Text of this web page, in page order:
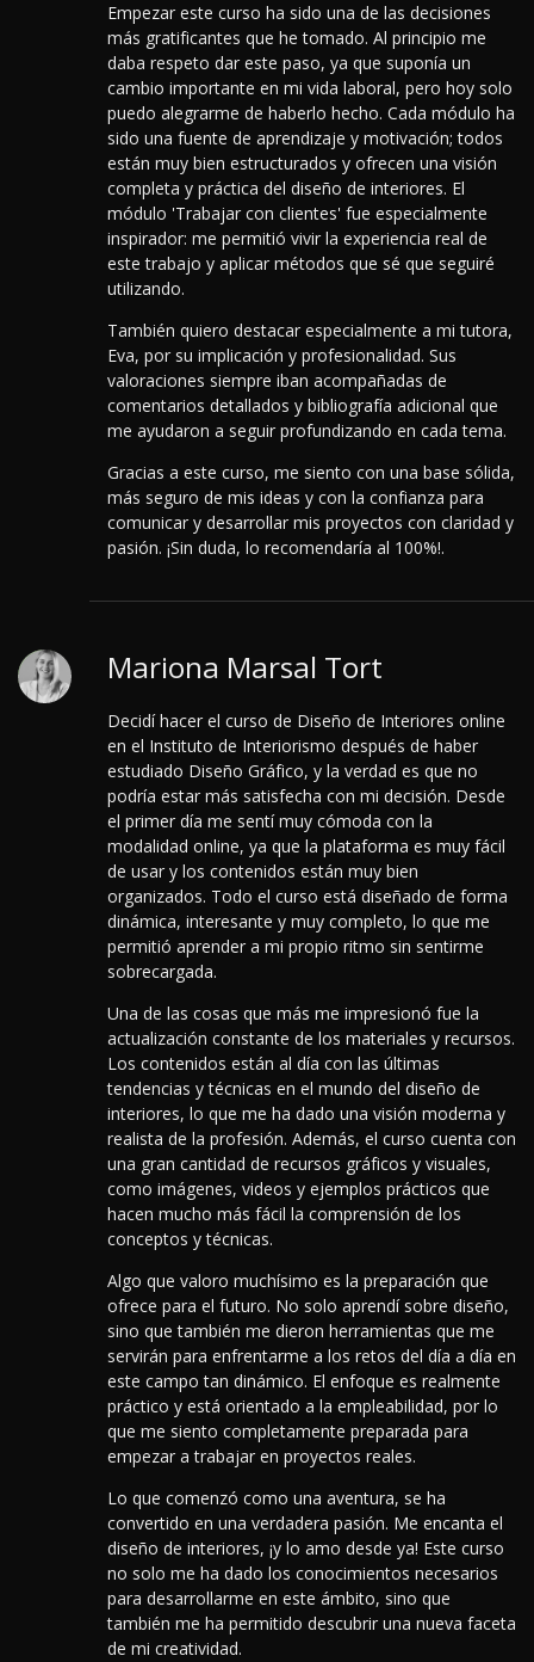
Empezar este curso ha sido una de las decisiones
más gratificantes que he tomado. Al principio me
daba respeto dar este paso, ya que suponía un
cambio importante en mi vida laboral, pero hoy solo
puedo alegrarme de haberlo hecho. Cada módulo ha
sido una fuente de aprendizaje y motivación; todos
están muy bien estructurados y ofrecen una visión
completa y práctica del diseño de interiores. El
módulo 'Trabajar con clientes' fue especialmente
inspirador: me permitió vivir la experiencia real de
este trabajo y aplicar métodos que sé que seguiré
utilizando.
También quiero destacar especialmente a mi tutora,
Eva, por su implicación y profesionalidad. Sus
valoraciones siempre iban acompañadas de
comentarios detallados y bibliografía adicional que
me ayudaron a seguir profundizando en cada tema.
Gracias a este curso, me siento con una base sólida,
más seguro de mis ideas y con la confianza para
comunicar y desarrollar mis proyectos con claridad y
pasión. ¡Sin duda, lo recomendaría al 100%!.
Mariona Marsal Tort
Decidí hacer el curso de Diseño de Interiores online
en el Instituto de Interiorismo después de haber
estudiado Diseño Gráfico, y la verdad es que no
podría estar más satisfecha con mi decisión. Desde
el primer día me sentí muy cómoda con la
modalidad online, ya que la plataforma es muy fácil
de usar y los contenidos están muy bien
organizados. Todo el curso está diseñado de forma
dinámica, interesante y muy completo, lo que me
permitió aprender a mi propio ritmo sin sentirme
sobrecargada.
Una de las cosas que más me impresionó fue la
actualización constante de los materiales y recursos.
Los contenidos están al día con las últimas
tendencias y técnicas en el mundo del diseño de
interiores, lo que me ha dado una visión moderna y
realista de la profesión. Además, el curso cuenta con
una gran cantidad de recursos gráficos y visuales,
como imágenes, videos y ejemplos prácticos que
hacen mucho más fácil la comprensión de los
conceptos y técnicas.
Algo que valoro muchísimo es la preparación que
ofrece para el futuro. No solo aprendí sobre diseño,
sino que también me dieron herramientas que me
servirán para enfrentarme a los retos del día a día en
este campo tan dinámico. El enfoque es realmente
práctico y está orientado a la empleabilidad, por lo
que me siento completamente preparada para
empezar a trabajar en proyectos reales.
Lo que comenzó como una aventura, se ha
convertido en una verdadera pasión. Me encanta el
diseño de interiores, ¡y lo amo desde ya! Este curso
no solo me ha dado los conocimientos necesarios
para desarrollarme en este ámbito, sino que
también me ha permitido descubrir una nueva faceta
de mi creatividad.